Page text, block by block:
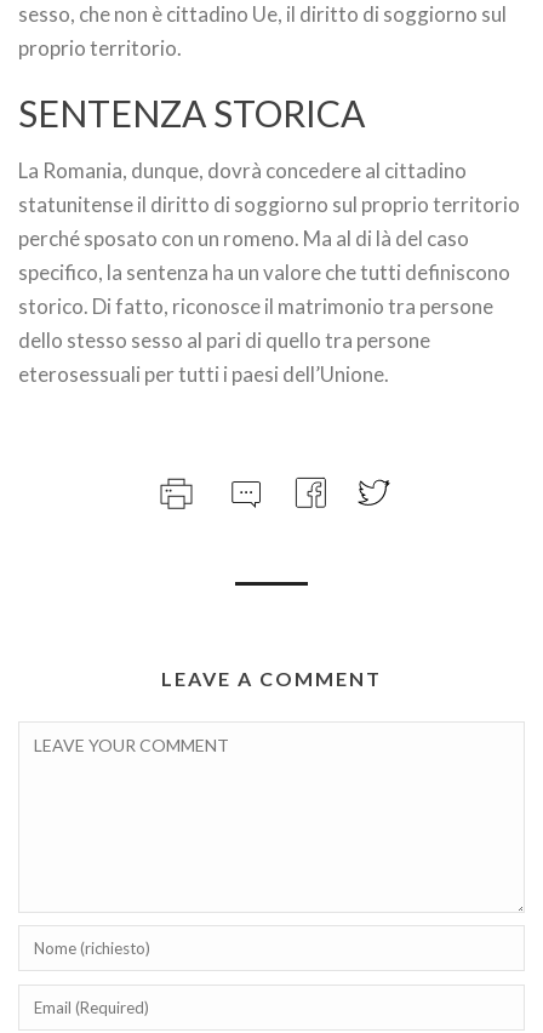
sesso, che non è cittadino Ue, il diritto di soggiorno sul
proprio territorio.
SENTENZA STORICA
La Romania, dunque, dovrà concedere al cittadino
statunitense il diritto di soggiorno sul proprio territorio
perché sposato con un romeno. Ma al di là del caso
specifico, la sentenza ha un valore che tutti definiscono
storico. Di fatto, riconosce il matrimonio tra persone
dello stesso sesso al pari di quello tra persone
eterosessuali per tutti i paesi dell’Unione.
LEAVE A COMMENT